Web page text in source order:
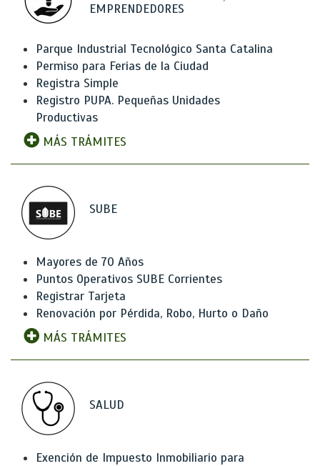
EMPRENDEDORES
Parque Industrial Tecnológico Santa Catalina
Permiso para Ferias de la Ciudad
Registra Simple
Registro PUPA. Pequeñas Unidades
Productivas
MÁS TRÁMITES
SUBE
Mayores de 70 Años
Puntos Operativos SUBE Corrientes
Registrar Tarjeta
Renovación por Pérdida, Robo, Hurto o Daño
MÁS TRÁMITES
SALUD
Exención de Impuesto Inmobiliario para